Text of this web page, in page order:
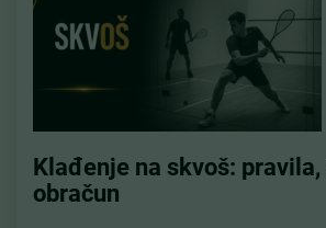
Klađenje na skvoš:
obračun